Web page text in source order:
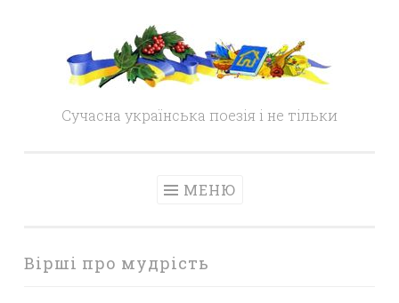
content
Сучасна українська поезія і не тільки
МЕНЮ
Вірші про мудрість